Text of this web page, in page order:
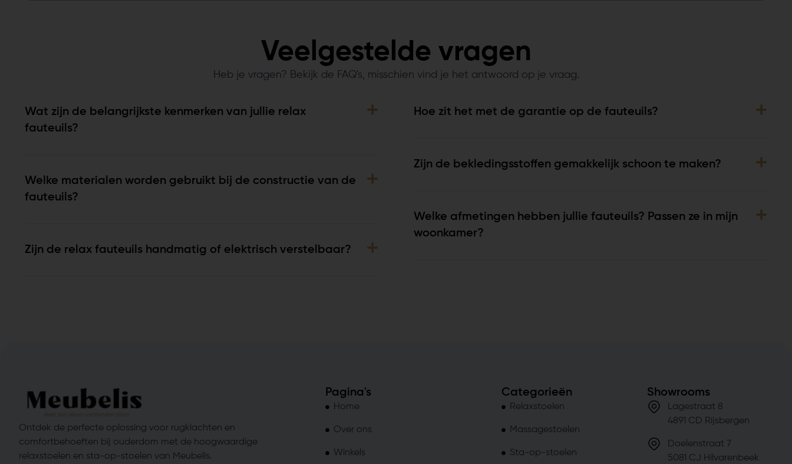
Veelgestelde vragen
Heb je vragen? Bekijk de FAQ's, misschien vind je het antwoord op je vraag.
Wat zijn de belangrijkste kenmerken van jullie relax
fauteuils?
Welke materialen worden gebruikt bij de constructie van de
fauteuils?
Zijn de relax fauteuils handmatig of elektrisch verstelbaar?
Hoe zit het met de garantie op de fauteuils?
Zijn de bekledingsstoffen gemakkelijk schoon te maken?
Welke afmetingen hebben jullie fauteuils? Passen ze in mijn
woonkamer?
Ontdek de perfecte oplossing voor rugklachten en
comfortbehoeften bij ouderdom met de hoogwaardige
relaxstoelen en sta-op-stoelen van Meubelis.
Pagina's
Home
Over ons
Winkels
Categorieën
Relaxstoelen
Massagestoelen
Sta-op-stoelen
Showrooms
Lagestraat 8
4891 CD Rijsbergen
Doelenstraat 7
5081 CJ Hilvarenbeek